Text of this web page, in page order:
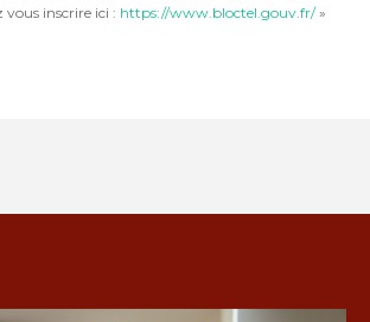
vous inscrire ici : https://www.bloctel.gouv.fr/»